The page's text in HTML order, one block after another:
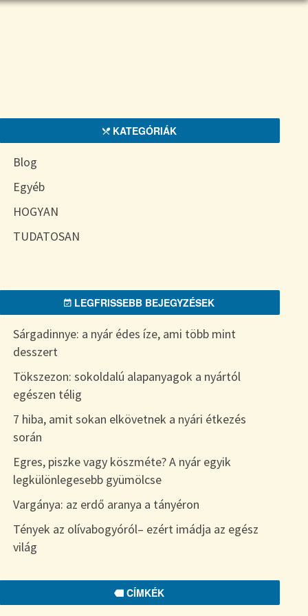
KATEGÓRIÁK
Blog
Egyéb
HOGYAN
TUDATOSAN
LEGFRISSEBB BEJEGYZÉSEK
Sárgadinnye: a nyár édes íze, ami több mint
desszert
Tökszezon: sokoldalú alapanyagok a nyártól
egészen télig
7 hiba, amit sokan elkövetnek a nyári étkezés
során
Egres, piszke vagy köszméte? A nyár egyik
legkülönlegesebb gyümölcse
Vargánya: az erdő aranya a tányéron
Tények az olívabogyóról– ezért imádja az egész
világ
CÍMKÉK